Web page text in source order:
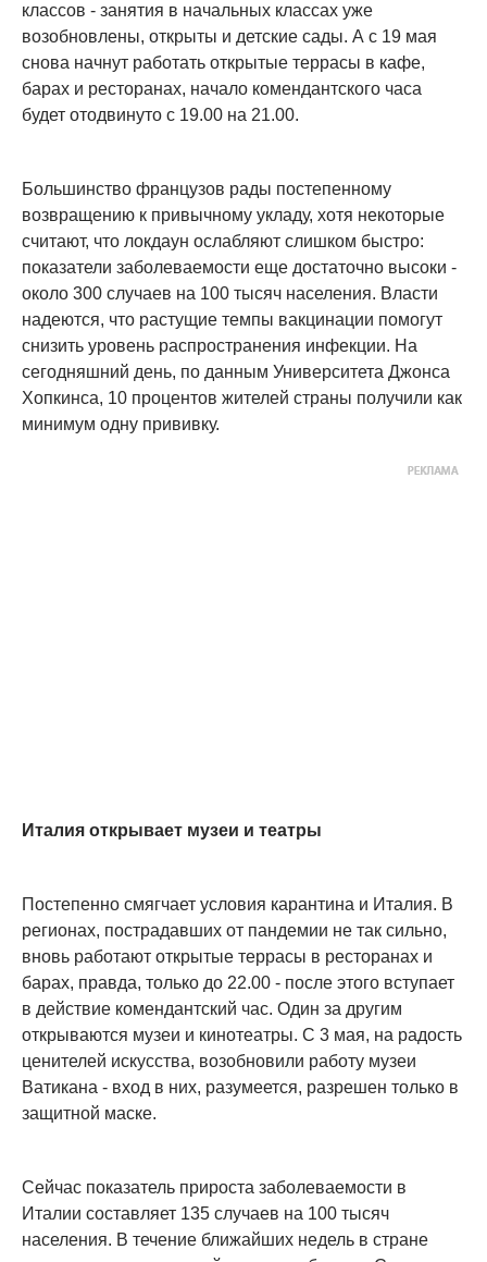
классов - занятия в начальных классах уже
возобновлены, открыты и детские сады. А с 19 мая
снова начнут работать открытые террасы в кафе,
барах и ресторанах, начало комендантского часа
будет отодвинуто с 19.00 на 21.00.
Большинство французов рады постепенному
возвращению к привычному укладу, хотя некоторые
считают, что локдаун ослабляют слишком быстро:
показатели заболеваемости еще достаточно высоки -
около 300 случаев на 100 тысяч населения. Власти
надеются, что растущие темпы вакцинации помогут
снизить уровень распространения инфекции. На
сегодняшний день, по данным Университета Джонса
Хопкинса, 10 процентов жителей страны получили как
минимум одну прививку.
Италия открывает музеи и театры
Постепенно смягчает условия карантина и Италия. В
регионах, пострадавших от пандемии не так сильно,
вновь работают открытые террасы в ресторанах и
барах, правда, только до 22.00 - после этого вступает
в действие комендантский час. Один за другим
открываются музеи и кинотеатры. С 3 мая, на радость
ценителей искусства, возобновили работу музеи
Ватикана - вход в них, разумеется, разрешен только в
защитной маске.
Сейчас показатель прироста заболеваемости в
Италии составляет 135 случаев на 100 тысяч
населения. В течение ближайших недель в стране